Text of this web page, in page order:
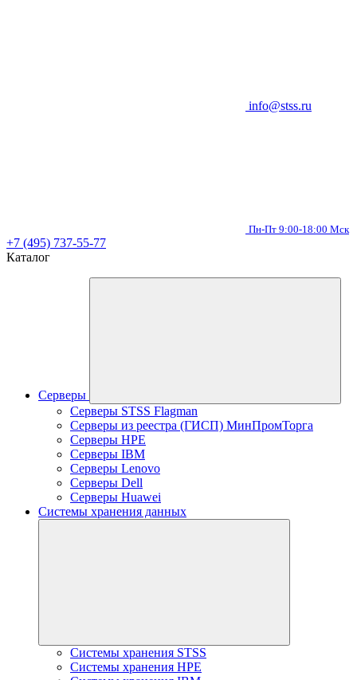
info@stss.ru
Пн-Пт 9:00-18:00 Мск
+7 (495) 737-55-77
Каталог
Серверы
Серверы STSS Flagman
Серверы из реестра (ГИСП) МинПромТорга
Серверы HPE
Серверы IBM
Серверы Lenovo
Серверы Dell
Серверы Huawei
Системы хранения данных
Системы хранения STSS
Системы хранения HPE